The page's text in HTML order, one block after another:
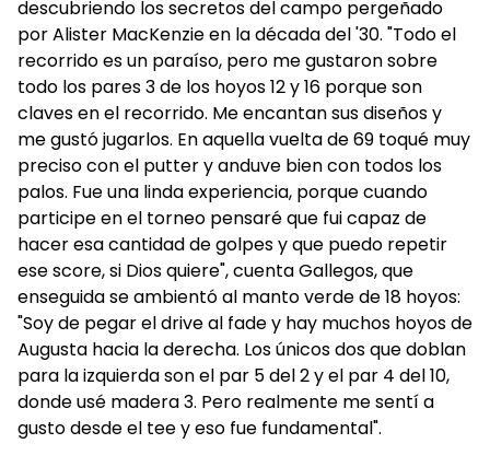
descubriendo los secretos del campo pergeñado
por Alister MacKenzie en la década del '30. "Todo el
recorrido es un paraíso, pero me gustaron sobre
todo los pares 3 de los hoyos 12 y 16 porque son
claves en el recorrido. Me encantan sus diseños y
me gustó jugarlos. En aquella vuelta de 69 toqué muy
preciso con el putter y anduve bien con todos los
palos. Fue una linda experiencia, porque cuando
participe en el torneo pensaré que fui capaz de
hacer esa cantidad de golpes y que puedo repetir
ese score, si Dios quiere", cuenta Gallegos, que
enseguida se ambientó al manto verde de 18 hoyos:
"Soy de pegar el drive al fade y hay muchos hoyos de
Augusta hacia la derecha. Los únicos dos que doblan
para la izquierda son el par 5 del 2 y el par 4 del 10,
donde usé madera 3. Pero realmente me sentí a
gusto desde el tee y eso fue fundamental".